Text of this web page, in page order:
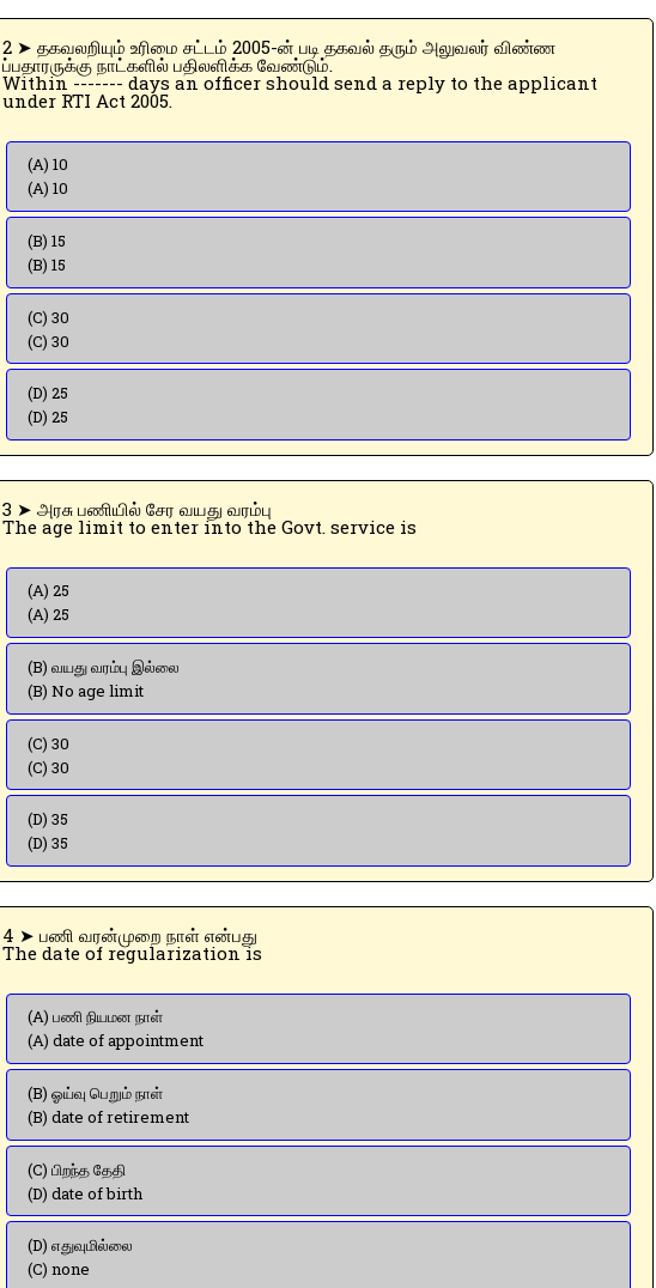
2 ➤ தகவலறியும் உரிமை சட்டம் 2005-ன் படி தகவல் தரும் அலுவலர் விண்ண
ப்பதாரருக்கு நாட்களில் பதிலளிக்க வேண்டும்.
Within ------- days an officer should send a reply to the applicant
under RTI Act 2005.
(A) 10
(A) 10
(B) 15
(B) 15
(C) 30
(C) 30
(D) 25
(D) 25
3 ➤ அரசு பணியில் சேர வயது வரம்பு
The age limit to enter into the Govt. service is
(A) 25
(A) 25
(B) வயது வரம்பு இல்லை
(B) No age limit
(C) 30
(C) 30
(D) 35
(D) 35
4 ➤ பணி வரன்முறை நாள் என்பது
The date of regularization is
(A) பணி நியமன நாள்
(A) date of appointment
(B) ஓய்வு பெறும் நாள்
(B) date of retirement
(C) பிறந்த தேதி
(D) date of birth
(D) எதுவுமில்லை
(C) none